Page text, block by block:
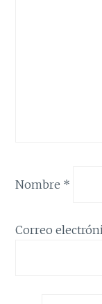
Nombre *
Correo